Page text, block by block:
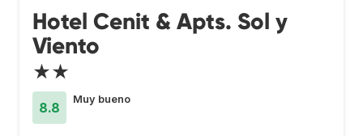
Hotel Cenit & Apts. Sol y
Viento
★★
8.8
Muy bueno